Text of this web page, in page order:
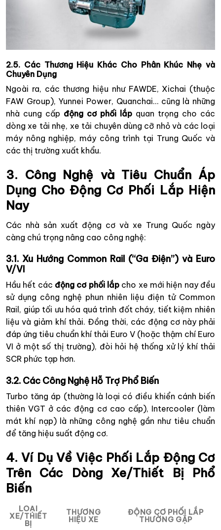
2.5. Các Thương Hiệu Khác Cho Phân Khúc Nhẹ và
Chuyên Dụng
Ngoài ra, các thương hiệu như FAWDE, Xichai (thuộc
FAW Group), Yunnei Power, Quanchai… cũng là những
nhà cung cấp động cơ phối lắp quan trọng cho các
dòng xe tải nhẹ, xe tải chuyên dùng cỡ nhỏ và các loại
máy nông nghiệp, máy công trình tại Trung Quốc và
các thị trường xuất khẩu.
3. Công Nghệ và Tiêu Chuẩn Áp
Dụng Cho Động Cơ Phối Lắp Hiện
Nay
Các nhà sản xuất động cơ và xe Trung Quốc ngày
càng chú trọng nâng cao công nghệ:
3.1. Xu Hướng Common Rail (“Ga Điện”) và Euro
V/VI
Hầu hết các động cơ phối lắp cho xe mới hiện nay đều
sử dụng công nghệ phun nhiên liệu điện tử Common
Rail, giúp tối ưu hóa quá trình đốt cháy, tiết kiệm nhiên
liệu và giảm khí thải. Đồng thời, các động cơ này phải
đáp ứng tiêu chuẩn khí thải Euro V (hoặc thậm chí Euro
VI ở một số thị trường), đòi hỏi hệ thống xử lý khí thải
SCR phức tạp hơn.
3.2. Các Công Nghệ Hỗ Trợ Phổ Biến
Turbo tăng áp (thường là loại có điều khiển cánh biến
thiên VGT ở các động cơ cao cấp), Intercooler (làm
mát khí nạp) là những công nghệ gần như tiêu chuẩn
để tăng hiệu suất động cơ.
4. Ví Dụ Về Việc Phối Lắp Động Cơ
Trên Các Dòng Xe/Thiết Bị Phổ
Biến
LOẠI
XE/THIẾT
BỊ
THƯƠNG
HIỆU XE
ĐỘNG CƠ PHỐI LẮP
THƯỜNG GẶP